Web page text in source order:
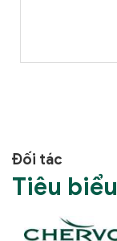
Đối tác
Tiêu biểu